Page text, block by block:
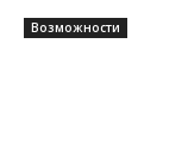
Возможности